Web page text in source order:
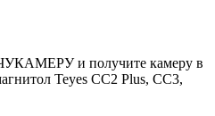
и получите камеру в
Teyes CC2 Plus, CC3,